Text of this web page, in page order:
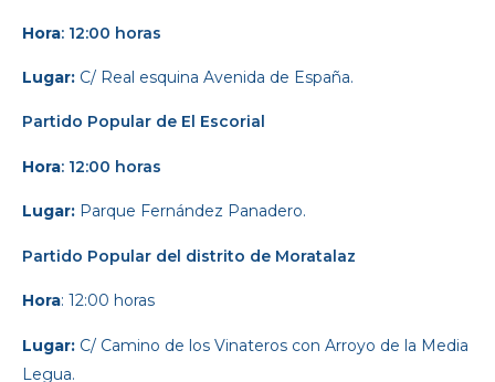
Hora: 12:00 horas
Lugar: C/ Real esquina Avenida de España.
Partido Popular de El Escorial
Hora: 12:00 horas
Lugar: Parque Fernández Panadero.
Partido Popular del distrito de Moratalaz
Hora: 12:00 horas
Lugar: C/ Camino de los Vinateros con Arroyo de la Media
Legua.